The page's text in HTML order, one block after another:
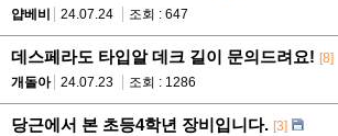
얍베비
24.07.24 조회 : 647
데스페라도 타입알 데크 길이 문의드려요! [8]
개돌아
24.07.23 조회 : 1286
당근에서 본 초등4학년 장비입니다. [3]